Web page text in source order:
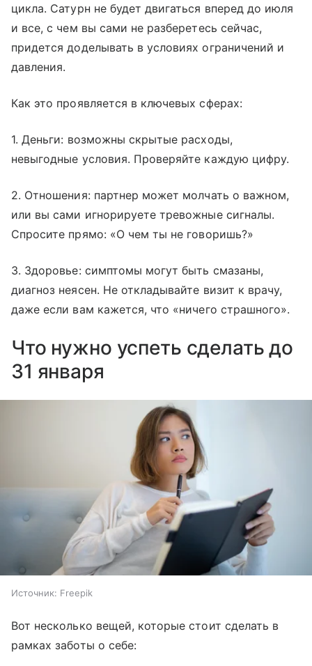
цикла. Сатурн не будет двигаться вперед до июля
и все, с чем вы сами не разберетесь сейчас,
придется доделывать в условиях ограничений и
давления.
Как это проявляется в ключевых сферах:
1. Деньги: возможны скрытые расходы,
невыгодные условия. Проверяйте каждую цифру.
2. Отношения: партнер может молчать о важном,
или вы сами игнорируете тревожные сигналы.
Спросите прямо: «О чем ты не говоришь?»
3. Здоровье: симптомы могут быть смазаны,
диагноз неясен. Не откладывайте визит к врачу,
даже если вам кажется, что «ничего страшного».
Что нужно успеть сделать до
31 января
Источник: Freepik
Вот несколько вещей, которые стоит сделать в
рамках заботы о себе: